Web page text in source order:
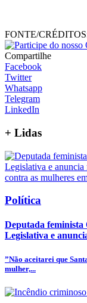
FONTE/
Compartilhe
Facebook
Twitter
Whatsapp
Telegram
LinkedIn
+ Lidas
Política
Deputada feminista
Legislativa e
”Não aceitarei que
mulher,...